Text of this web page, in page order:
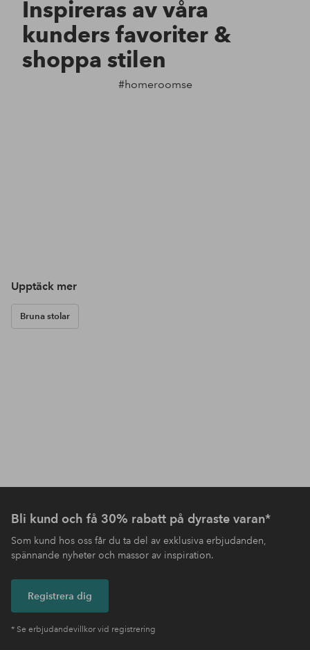
Inspireras av våra
kunders favoriter &
shoppa stilen
#homeroomse
Upptäck mer
Bruna stolar
Bli kund och få 30% rabatt på dyraste varan*
Som kund hos oss får du ta del av exklusiva erbjudanden,
spännande nyheter och massor av inspiration.
Registrera dig
* Se erbjudandevillkor vid registrering